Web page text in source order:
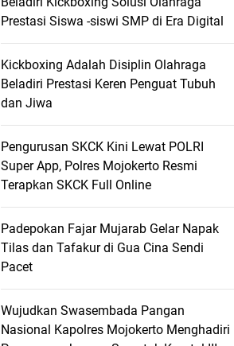
Prestasi Siswa -siswi SMP di Era Digital
Kickboxing Adalah Disiplin Olahraga
Beladiri Prestasi Keren Penguat Tubuh
dan Jiwa
Pengurusan SKCK Kini Lewat POLRI
Super App, Polres Mojokerto Resmi
Terapkan SKCK Full Online
Padepokan Fajar Mujarab Gelar Napak
Tilas dan Tafakur di Gua Cina Sendi
Pacet
Wujudkan Swasembada Pangan
Nasional Kapolres Mojokerto Menghadiri